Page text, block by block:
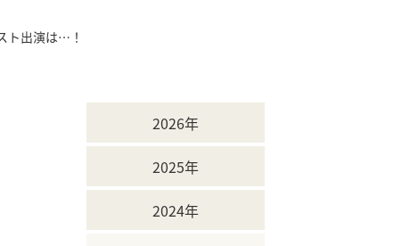
ト出演は…！
2026年
2025年
2024年